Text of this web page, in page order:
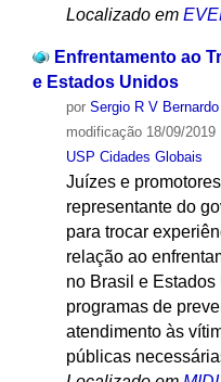
Localizado em
Enfrentamento ao
e Estados Unidos
por Sergio R V Bernardo
modificação18/09/2019
USP Cidades Globais
Juízes e
representante do
para trocar
relação ao
no Brasil e
programas de
atendimento às
públicas